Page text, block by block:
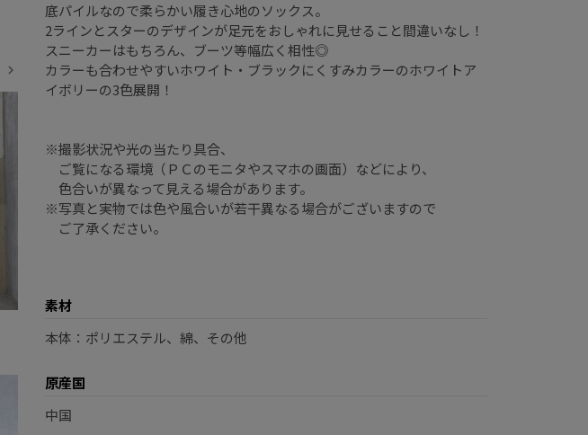
底パイルなので柔らかい履き心地のソックス。
2ラインとスターのデザインが足元をおしゃれに見せること間違いなし！
スニーカーはもちろん、ブーツ等幅広く相性◎
カラーも合わせやすいホワイト・ブラックにくすみカラーのホワイトア
イボリーの3色展開！
※撮影状況や光の当たり具合、
ご覧になる環境（ＰＣのモニタやスマホの画面）などにより、
色合いが異なって見える場合があります。
※写真と実物では色や風合いが若干異なる場合がございますので
ご了承ください。
素材
本体：ポリエステル、綿、その他
原産国
中国